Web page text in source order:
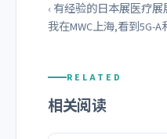
‹ 有经验的日本展医疗
我在MWC上海,看到5G-
RELATED
相关阅读